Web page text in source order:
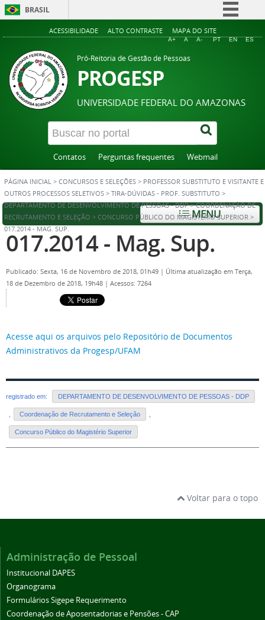
BRASIL
Simplifique!
Acesso à informação
Legislação
Canais
ACESSIBILIDADE ALTO CONTRASTE MAPA DO SITE
A+ A A- PT EN ES
Pró-Reitoria de Gestão de Pessoas
PROGESP
UNIVERSIDADE FEDERAL DO AMAZONAS
Contatos Perguntas frequentes Webmail
PÁGINA INICIAL > CONCURSOS E SELEÇÕES > PROFESSOR SUBSTITUTO E VISITANTE E
OUTROS PROCESSOS SELETIVOS > TIRA-DÚVIDAS - PROF. SUBSTITUTO >
DEPARTAMENTO DE DESENVOLVIMENTO DE PESSOAS - DDP >COORDENAÇÃO DE
RECRUTAMENTO E SELEÇÃO > CONCURSO PÚBLICO DO MAGISTÉRIO SUPERIOR >
017.2014 - MAG. SUP.
MENU
017.2014 - Mag. Sup.
Publicado: Sexta, 16 de Novembro de 2018, 01h49 | Última atualização em Terça,
18 de Dezembro de 2018, 19h48 | Acessos: 7264
Acesse aqui os arquivos pelo Repositório de Documentos
Administrativos da Progesp/UFAM
registrado em: DEPARTAMENTO DE DESENVOLVIMENTO DE PESSOAS - DDP
Coordenação de Recrutamento e Seleção
Concurso Público do Magistério Superior
Voltar para o topo
Administração de Pessoal
Institucional DAPES
Organograma
Formulários Sigepe Requerimento
Coordenação de Aposentadorias e Pensões - CAP